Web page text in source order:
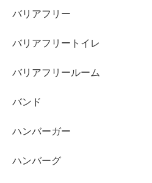
バリアフリー
バリアフリートイレ
バリアフリールーム
バンド
ハンバーガー
ハンバーグ